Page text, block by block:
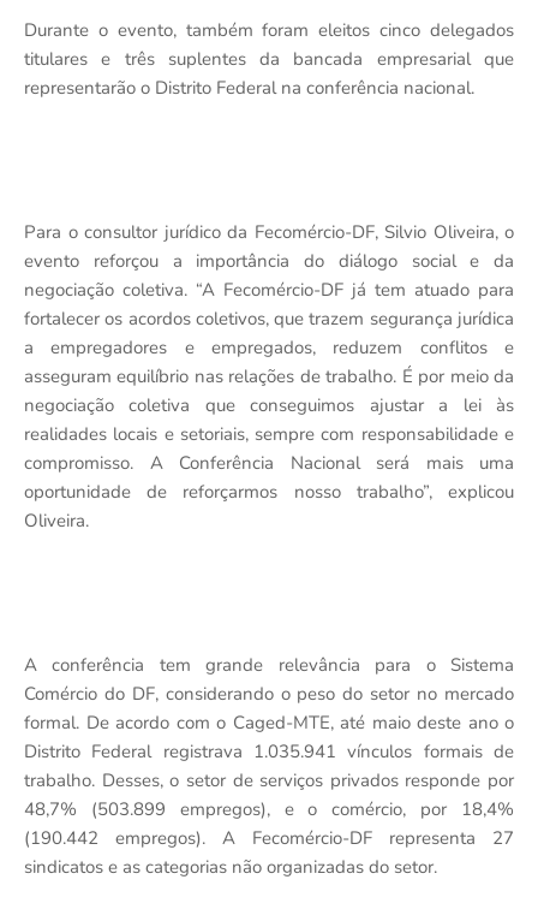
Durante o evento, também foram eleitos cinco delegados
titulares e três suplentes da bancada empresarial que
representarão o Distrito Federal na conferência nacional.
Para o consultor jurídico da Fecomércio-DF, Silvio Oliveira, o
evento reforçou a importância do diálogo social e da
negociação coletiva. “A Fecomércio-DF já tem atuado para
fortalecer os acordos coletivos, que trazem segurança jurídica
a empregadores e empregados, reduzem conflitos e
asseguram equilíbrio nas relações de trabalho. É por meio da
negociação coletiva que conseguimos ajustar a lei às
realidades locais e setoriais, sempre com responsabilidade e
compromisso. A Conferência Nacional será mais uma
oportunidade de reforçarmos nosso trabalho”, explicou
Oliveira.
A conferência tem grande relevância para o Sistema
Comércio do DF, considerando o peso do setor no mercado
formal. De acordo com o Caged-MTE, até maio deste ano o
Distrito Federal registrava 1.035.941 vínculos formais de
trabalho. Desses, o setor de serviços privados responde por
48,7% (503.899 empregos), e o comércio, por 18,4%
(190.442 empregos). A Fecomércio-DF representa 27
sindicatos e as categorias não organizadas do setor.